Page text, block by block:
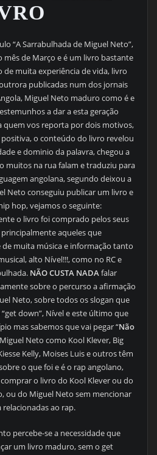
“A Sarrabulhada de Miguel Neto”,
mês de Março e é um livro bastante
de muita experiência de vida, livro
publicadas num dos jornais
Miguel Neto maduro como é e
a dar a esta geração
quem vos reporta por dois motivos,
o conteúdo do livro revelou
e dominio da palavra, chegou a
muitos na rua falam e traduziu para
angolana, segundo deixou a
Neto conseguiu publicar um livro e
hop, vejamos o seguinte:
o livro foi comprado pelos seus
aqueles que
muita música e informação tanto
alto Nível!!!, como no RC e
NÃO CUSTA NADAfalar
sobre o percurso a afirmação
Neto, sobre todos os slogan que
down”, Nível e este último que
mas sabemos que vai pegar “Não
Neto como Kool Klever, Big
Kelly, Moises Luis e outros têm
o que foi e é o rap angolano,
o livro do Kool Klever ou do
ou do Miguel Neto sem mencionar
relacionadas ao rap.
percebe-se a necessidade que
um livro maduro, sem o get